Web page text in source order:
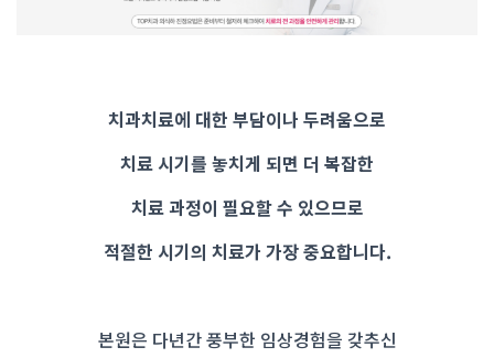
치과치료에 대한 부담이나 두려움으로
치료 시기를 놓치게 되면 더 복잡한
치료 과정이 필요할 수 있으므로
적절한 시기의 치료가 가장 중요합니다.
본원은 다년간 풍부한 임상경험을 갖추신